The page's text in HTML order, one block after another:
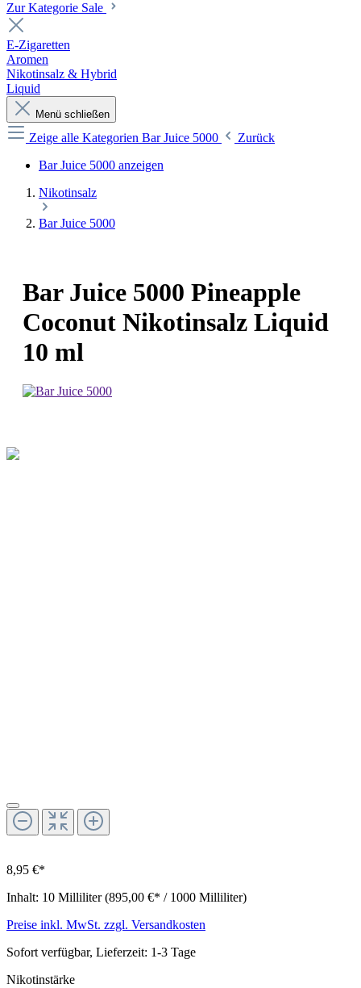
Zur Kategorie Sale
E-Zigaretten
Aromen
Nikotinsalz & Hybrid
Liquid
Menü schließen
Zeige alle Kategorien Bar Juice 5000
Zurück
Bar Juice 5000 anzeigen
Nikotinsalz
Bar Juice 5000
Bar Juice 5000 Pineapple
Coconut Nikotinsalz Liquid
10 ml
8,95 €*
Inhalt: 10 Milliliter(895,00 €* / 1000 Milliliter)
Preise inkl. MwSt. zzgl. Versandkosten
Sofort verfügbar, Lieferzeit: 1-3 Tage
Nikotinstärke